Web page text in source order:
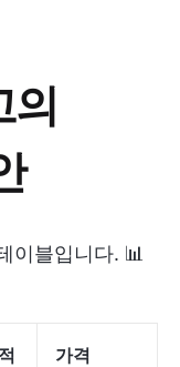
의
이블입니다. 📊
가격